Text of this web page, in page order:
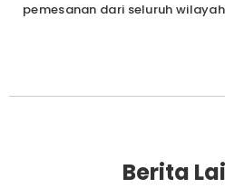
pemesanan dari seluruh
Berita